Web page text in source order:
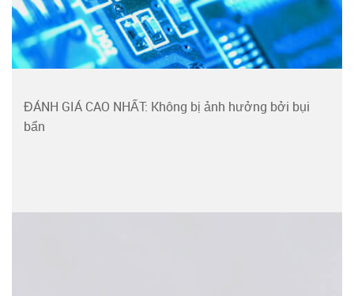
ĐÁNH GIÁ CAO NHẤT: Không bị ảnh hưởng bởi bụi
bẩn